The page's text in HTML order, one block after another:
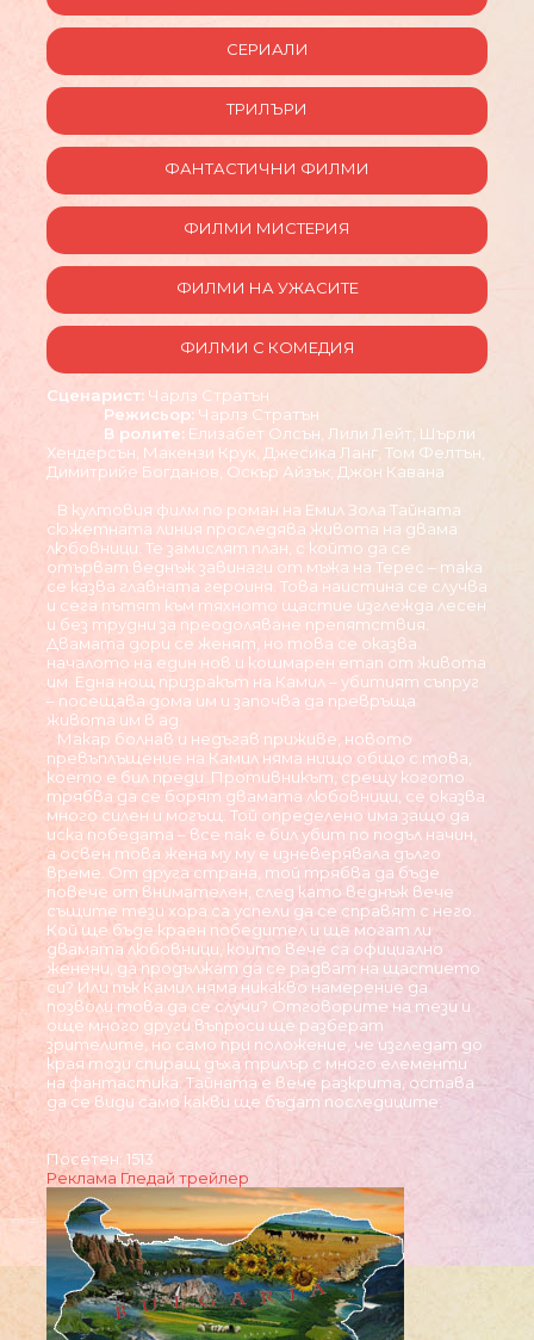
СЕРИАЛИ
ТРИЛЪРИ
ФАНТАСТИЧНИ ФИЛМИ
ФИЛМИ МИСТЕРИЯ
ФИЛМИ НА УЖАСИТЕ
ФИЛМИ С КОМЕДИЯ
Сценарист: Чарлз Стратън
Режисьор: Чарлз Стратън
В ролите: Елизабет Олсън, Лили Лейт, Шърли
Хендерсън, Макензи Крук, Джесика Ланг, Том Фелтън,
Димитрийе Богданов, Оскър Айзък, Джон Кавана
В култовия филм по роман на Емил Зола Тайната
сюжетната линия проследява живота на двама
любовници. Те замислят план, с който да се
отърват веднъж завинаги от мъжа на Терес – така
се казва главната героиня. Това наистина се случва
и сега пътят към тяхното щастие изглежда лесен
и без трудни за преодоляване препятствия.
Двамата дори се женят, но това се оказва
началото на един нов и кошмарен етап от живота
им. Една нощ призракът на Камил – убитият съпруг
– посещава дома им и започва да превръща
живота им в ад.
Макар болнав и недъгaв приживе, новото
превъплъщение на Камил няма нищо общо с това,
което е бил преди. Противникът, срещу когото
трябва да се борят двамата любовници, се оказва
много силен и могъщ. Той определено има защо да
иска победата – все пак е бил убит по подъл начин,
а освен това жена му му е изневерявала дълго
време. От друга страна, той трябва да бъде
повече от внимателен, след като веднъж вече
същите тези хора са успели да се справят с него.
Кой ще бъде краен победител и ще могат ли
двамата любовници, които вече са официално
женени, да продължат да се радват на щастието
си? Или пък Камил няма никакво намерение да
позволи това да се случи? Отговорите на тези и
още много други въпроси ще разберат
зрителите, но само при положение, че изгледат до
края този спиращ дъха трилър с много елементи
на фантастика. Тайната е вече разкрита, остава
да се види само какви ще бъдат последиците.
Посетен: 1513
Реклама Гледай трейлер